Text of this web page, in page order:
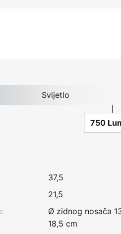
Svijetlo
750
37,5
21,5
Ø zidnog nosača
18,5 cm